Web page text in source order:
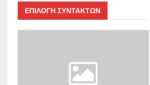
ΕΠΙΛΟΓΗ ΣΥΝΤΑΚΤΩΝ